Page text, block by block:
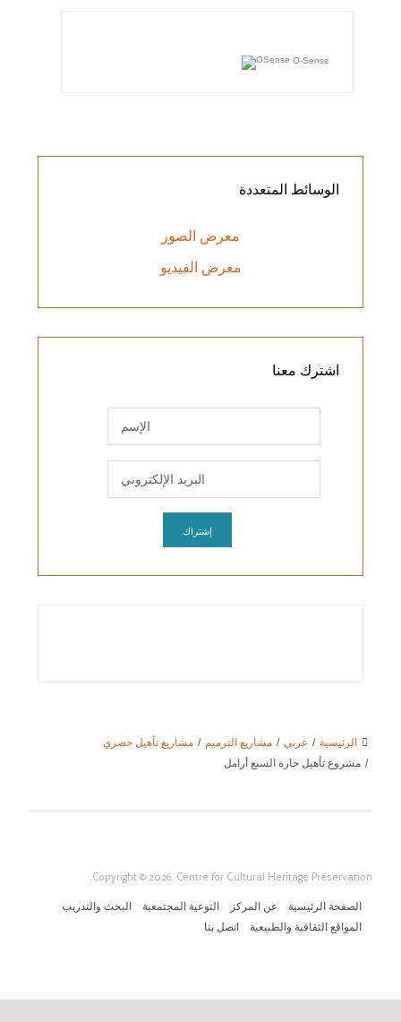
O-Sense
الوسائط المتعددة
معرض الصور
معرض الفيديو
اشترك معنا
الرئيسية / عربي / مشاريع الترميم / مشاريع تأهيل حضري
/ مشروع تأهيل حارة السبع أرامل
Copyright © 2026. Centre for Cultural Heritage Preservation.
الصفحة الرئيسية عن المركز التوعية المجتمعية
البحث والتدريب
المواقع الثقافية والطبيعية
اتصل بنا